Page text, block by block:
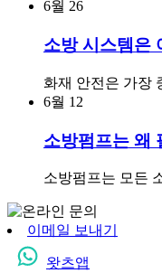
6월 26
소방 시스템은
화재 안전은 가장
6월 12
소방펌프는 왜
소방펌프는 모든
이메일 보내기
왓츠앱